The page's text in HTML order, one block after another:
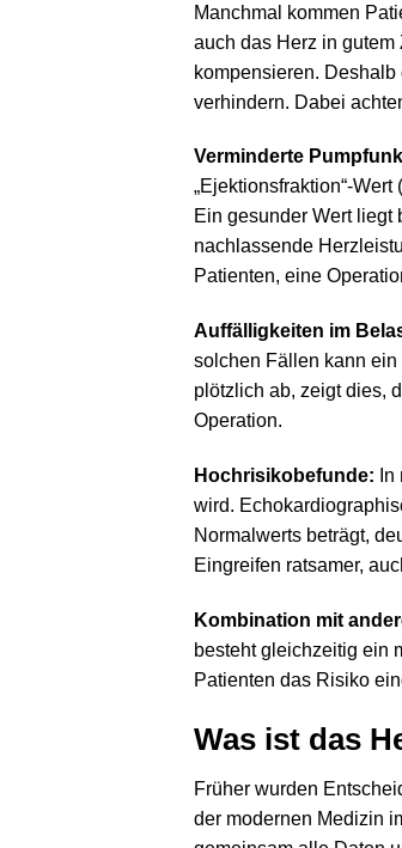
Manchmal kommen
auch das Herz in gutem
kompensieren.
verhindern. Dabei
Verminderte
„Ejektionsfraktion“-
Ein gesunder Wert liegt
nachlassende
Patienten, eine
Auffälligkeiten im
solchen Fällen kann ein
plötzlich ab, zeigt dies,
Operation.
Hochrisikobefunde:
wird.
Normalwerts beträgt,
Eingreifen ratsamer,
Kombination mit
besteht gleichzeitig ein
Patienten das Risiko
Was ist das
Früher wurden
der modernen Medizin